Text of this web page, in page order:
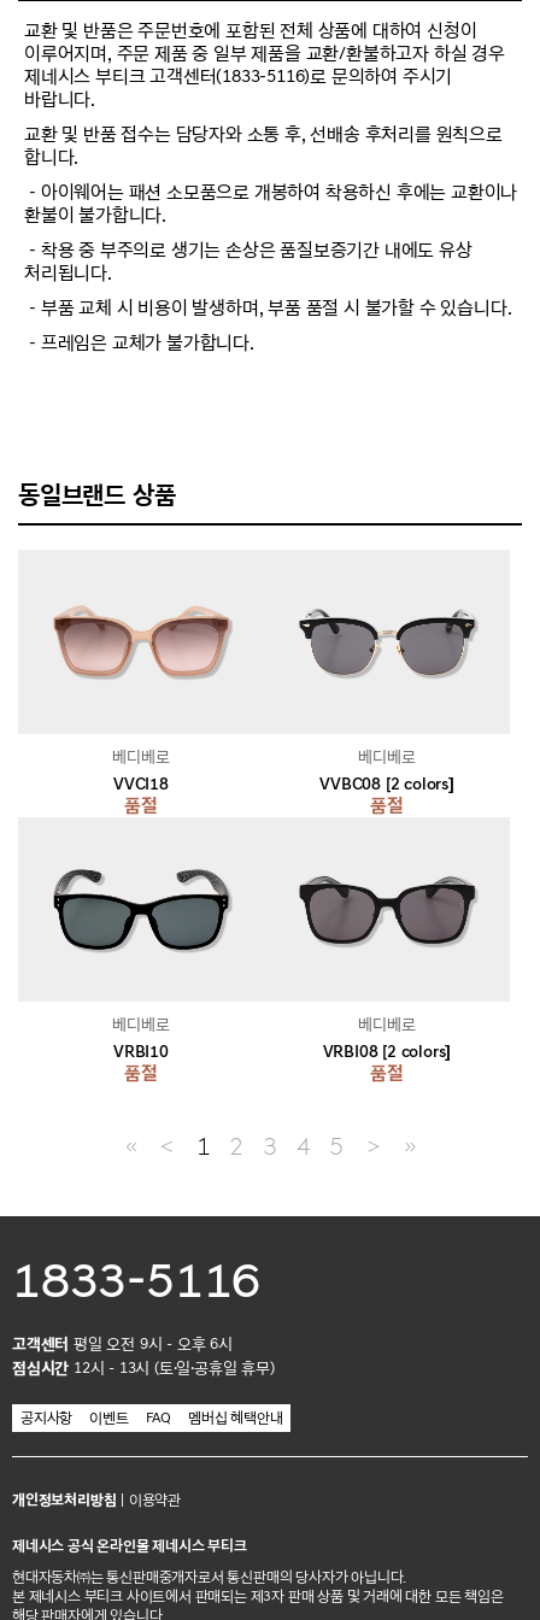
교환 및 반품은 주문번호에 포함된 전체 상품에 대하여 신청이
이루어지며, 주문 제품 중 일부 제품을 교환/환불하고자 하실 경우
제네시스 부티크 고객센터(1833-5116)로 문의하여 주시기
바랍니다.
교환 및 반품 접수는 담당자와 소통 후, 선배송 후처리를 원칙으로
합니다.
－아이웨어는 패션 소모품으로 개봉하여 착용하신 후에는 교환이나
환불이 불가합니다.
－착용 중 부주의로 생기는 손상은 품질보증기간 내에도 유상
처리됩니다.
－부품 교체 시 비용이 발생하며, 부품 품절 시 불가할 수 있습니다.
－프레임은 교체가 불가합니다.
동일브랜드 상품
VVCI18
품절
베디베로
VVBC08 [2 colors]
품절
베디베로
VRBI10
품절
베디베로
VRBI08 [2 colors]
품절
베디베로
≪ ＜ 1 2 3 4 5 ＞ ≫
1833-5116
고객센터 평일 오전 9시 - 오후 6시
점심시간 12시 - 13시 (토·일·공휴일 휴무)
공지사항 이벤트 FAQ 멤버십 혜택안내
개인정보처리방침 이용약관
제네시스 공식 온라인몰 제네시스 부티크
현대자동차㈜는 통신판매중개자로서 통신판매의 당사자가 아닙니다.
본 제네시스 부티크 사이트에서 판매되는 제3자 판매 상품 및 거래에 대한 모든 책임은
해당 판매자에게 있습니다.